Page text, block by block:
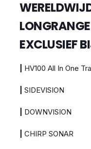
EXCLUSIEF
HV100 All In One
SIDEVISION
DOWNVISION
CHIRP SONAR